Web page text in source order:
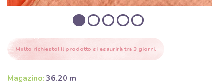
Molto richiesto! Il prodotto si esaurirà tra 3 giorni.
Magazino:36.20 m